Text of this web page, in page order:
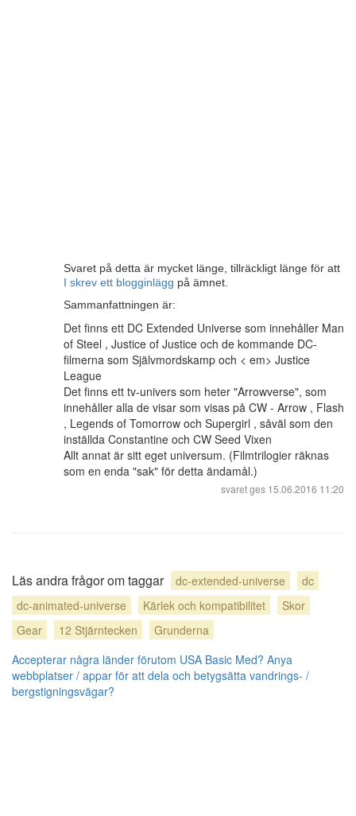
Svaret på detta är mycket länge, tillräckligt länge för att
I skrev ett blogginlägg på ämnet.
Sammanfattningen är:
Det finns ett DC Extended Universe som innehåller Man
of Steel , Justice of Justice och de kommande DC-
filmerna som Självmordskamp och < em> Justice
League
Det finns ett tv-univers som heter "Arrowverse", som
innehåller alla de visar som visas på CW - Arrow , Flash
, Legends of Tomorrow och Supergirl , såväl som den
inställda Constantine och CW Seed Vixen
Allt annat är sitt eget universum. (Filmtrilogier räknas
som en enda "sak" för detta ändamål.)
svaret ges 15.06.2016 11:20
Läs andra frågor om taggar dc-extended-universe
dc
dc-animated-universe
Kärlek och kompatibilitet
Skor
Gear
12 Stjärntecken
Grunderna
Accepterar några länder förutom USA Basic Med? Anya
webbplatser / appar för att dela och betygsätta vandrings- /
bergstigningsvägar?